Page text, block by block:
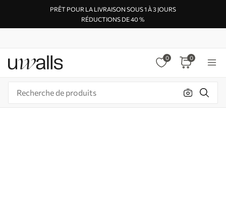
PRÊT POUR LA LIVRAISON SOUS 1 À 3 JOURS
RÉDUCTIONS DE 40 %
0 0